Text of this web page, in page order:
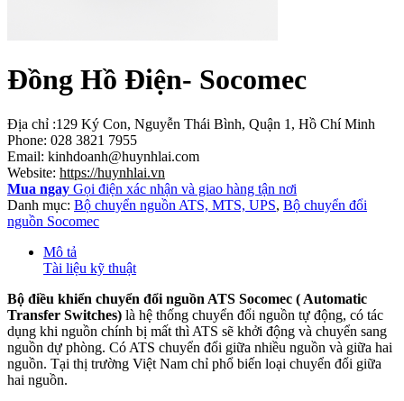
Đồng Hồ Điện- Socomec
Địa chỉ :129 Ký Con, Nguyễn Thái Bình, Quận 1, Hồ Chí Minh
Phone: 028 3821 7955
Email: kinhdoanh@huynhlai.com
Website: https://huynhlai.vn
Mua ngay Gọi điện xác nhận và giao hàng tận nơi
Danh mục: Bộ chuyển nguồn ATS, MTS, UPS, Bộ chuyển đổi
nguồn Socomec
Mô tả
Tài liệu kỹ thuật
Bộ điều khiển chuyển đổi nguồn ATS Socomec ( Automatic
Transfer Switches) là hệ thống chuyển đổi nguồn tự động, có tác
dụng khi nguồn chính bị mất thì ATS sẽ khởi động và chuyển sang
nguồn dự phòng. Có ATS chuyển đổi giữa nhiều nguồn và giữa hai
nguồn. Tại thị trường Việt Nam chỉ phổ biến loại chuyển đổi giữa
hai nguồn.